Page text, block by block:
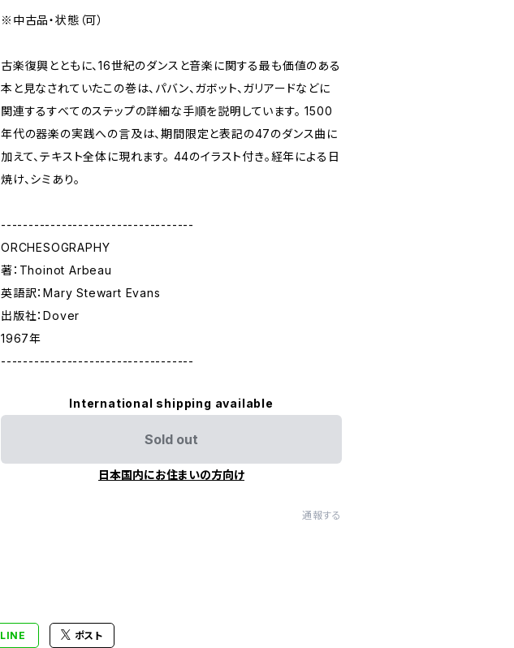
※中古品・状態（可）
古楽復興とともに、16世紀のダンスと音楽に関する最も価値のある
本と見なされていたこの巻は、パバン、ガボット、ガリアードなどに
関連するすべてのステップの詳細な手順を説明しています。 1500
年代の器楽の実践への言及は、期間限定と表記の47のダンス曲に
加えて、テキスト全体に現れます。 44のイラスト付き。経年による日
焼け、シミあり。
-----------------------------------
ORCHESOGRAPHY
著：Thoinot Arbeau
英語訳：Mary Stewart Evans
出版社：Dover
1967年
-----------------------------------
International shipping available
Sold out
日本国内にお住まいの方向け
通報する
LINE ポスト